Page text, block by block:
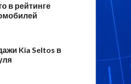
в рейтинге
Kia Seltos в